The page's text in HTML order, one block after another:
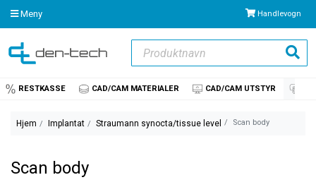
Meny Handlevogn
Søk
RESTKASSE CAD/CAM MATERIALER CAD/CAM UTSTYR
Hjem Implantat Straumann synocta/tissue level Scan body
Scan body